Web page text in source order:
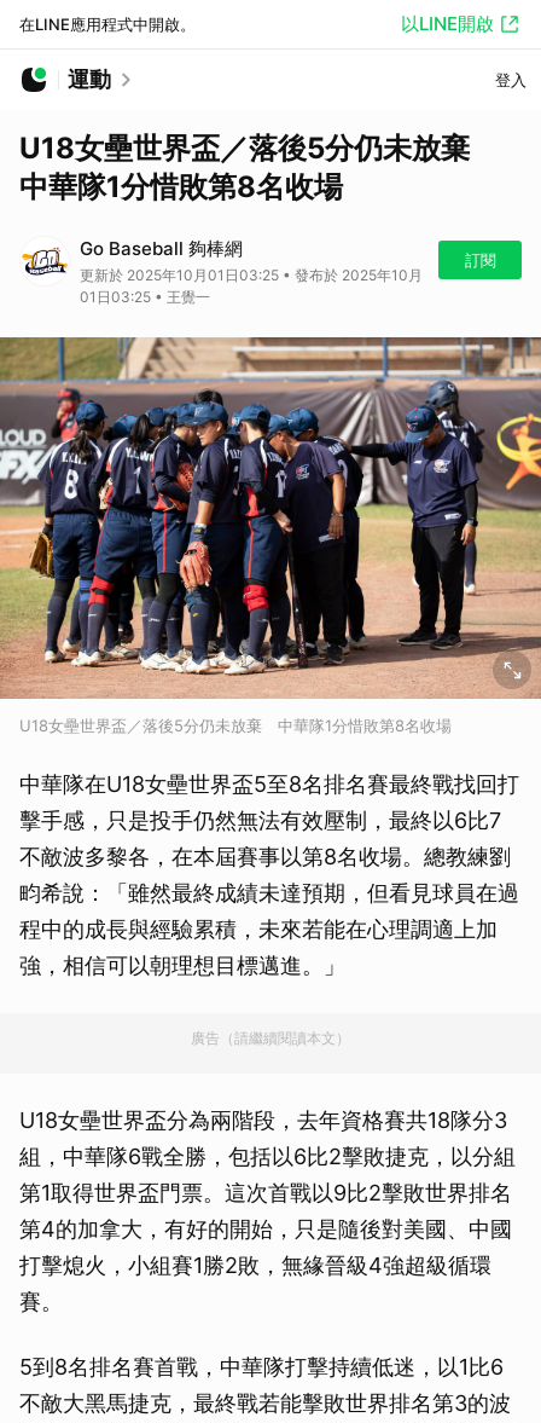
在LINE應用程式中開啟。 以LINE開啟
運動 登入
U18女壘世界盃／落後5分仍未放棄
中華隊1分惜敗第8名收場
Go Baseball 夠棒網
更新於 2025年10月01日03:25 • 發布於 2025年10月
01日03:25 • 王覺一
訂閱
U18女壘世界盃／落後5分仍未放棄 中華隊1分惜敗第8名收場
中華隊在U18女壘世界盃5至8名排名賽最終戰找回打
擊手感，只是投手仍然無法有效壓制，最終以6比7
不敵波多黎各，在本屆賽事以第8名收場。總教練劉
畇希說：「雖然最終成績未達預期，但看見球員在過
程中的成長與經驗累積，未來若能在心理調適上加
強，相信可以朝理想目標邁進。」
廣告（請繼續閱讀本文）
U18女壘世界盃分為兩階段，去年資格賽共18隊分3
組，中華隊6戰全勝，包括以6比2擊敗捷克，以分組
第1取得世界盃門票。這次首戰以9比2擊敗世界排名
第4的加拿大，有好的開始，只是隨後對美國、中國
打擊熄火，小組賽1勝2敗，無緣晉級4強超級循環
賽。
5到8名排名賽首戰，中華隊打擊持續低迷，以1比6
不敵大黑馬捷克，最終戰若能擊敗世界排名第3的波